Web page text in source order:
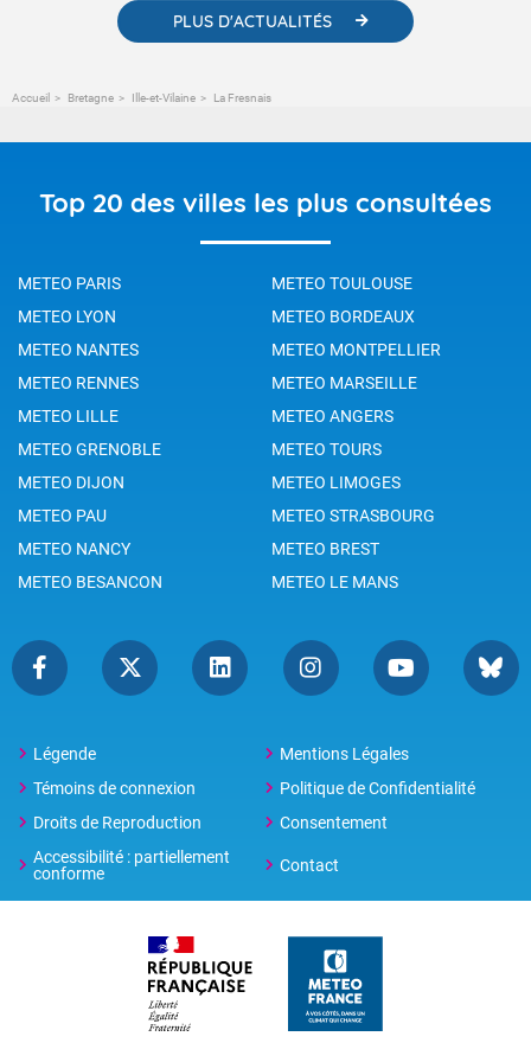
PLUS D'ACTUALITÉS
Accueil Bretagne Ille-et-Vilaine La Fresnais
Top 20 des villes les plus consultées
METEO PARIS
METEO TOULOUSE
METEO LYON
METEO BORDEAUX
METEO NANTES
METEO MONTPELLIER
METEO RENNES
METEO MARSEILLE
METEO LILLE
METEO ANGERS
METEO GRENOBLE
METEO TOURS
METEO DIJON
METEO LIMOGES
METEO PAU
METEO STRASBOURG
METEO NANCY
METEO BREST
METEO BESANCON
METEO LE MANS
Légende
Mentions Légales
Témoins de connexion
Politique de Confidentialité
Droits de Reproduction
Consentement
Accessibilité : partiellement
conforme
Contact